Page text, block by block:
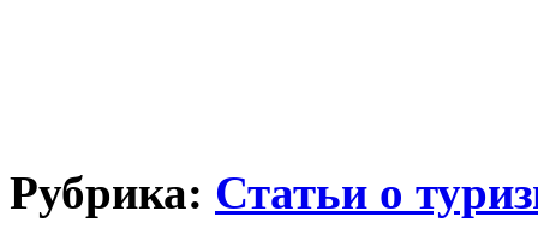
Рубрика: Статьи о